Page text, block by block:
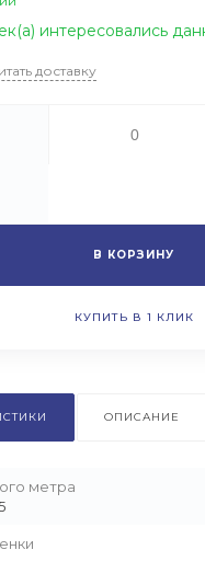
интересовались
доставку
В КОРЗИНУ
КУПИТЬ В 1 КЛИК
ОПИСАНИЕ
метра